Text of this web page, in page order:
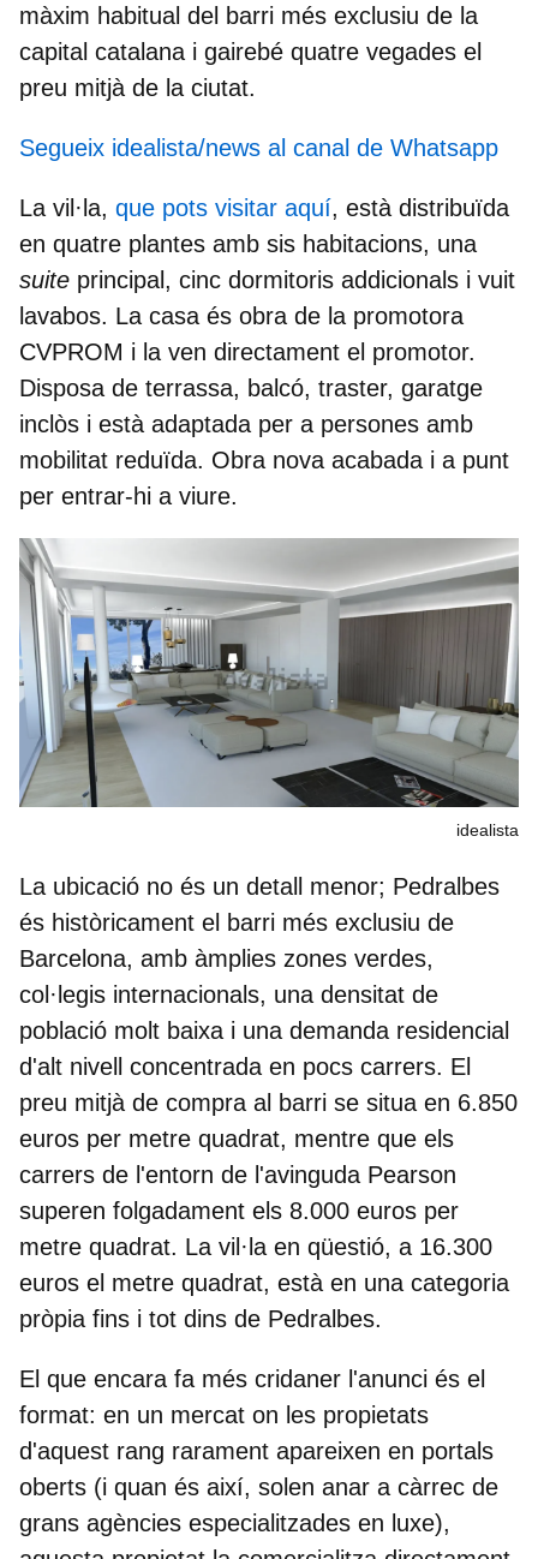
màxim habitual del barri més exclusiu de la
capital catalana i gairebé quatre vegades el
preu mitjà de la ciutat.
Segueix idealista/news al canal de Whatsapp
La vil·la, que pots visitar aquí, està distribuïda
en quatre plantes amb sis habitacions, una
suite principal, cinc dormitoris addicionals i vuit
lavabos. La casa és obra de la promotora
CVPROM i la ven directament el promotor.
Disposa de terrassa, balcó, traster, garatge
inclòs i està adaptada per a persones amb
mobilitat reduïda. Obra nova acabada i a punt
per entrar-hi a viure.
idealista
La ubicació no és un detall menor; Pedralbes
és històricament el barri més exclusiu de
Barcelona, amb àmplies zones verdes,
col·legis internacionals, una densitat de
població molt baixa i una demanda residencial
d'alt nivell concentrada en pocs carrers. El
preu mitjà de compra al barri se situa en 6.850
euros per metre quadrat, mentre que els
carrers de l'entorn de l'avinguda Pearson
superen folgadament els 8.000 euros per
metre quadrat. La vil·la en qüestió, a 16.300
euros el metre quadrat, està en una categoria
pròpia fins i tot dins de Pedralbes.
El que encara fa més cridaner l'anunci és el
format: en un mercat on les propietats
d'aquest rang rarament apareixen en portals
oberts (i quan és així, solen anar a càrrec de
grans agències especialitzades en luxe),